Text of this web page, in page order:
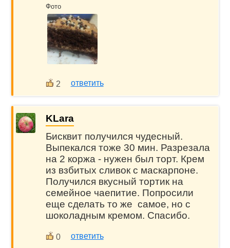
Фото
2 ответить
KLara
Бисквит получился чудесный.
Выпекался тоже 30 мин. Разрезала
на 2 коржа - нужен был торт. Крем
из взбитых сливок с маскарпоне.
Получился вкусный тортик на
семейное чаепитие. Попросили
еще сделать то же самое, но с
шоколадным кремом. Спасибо.
0 ответить